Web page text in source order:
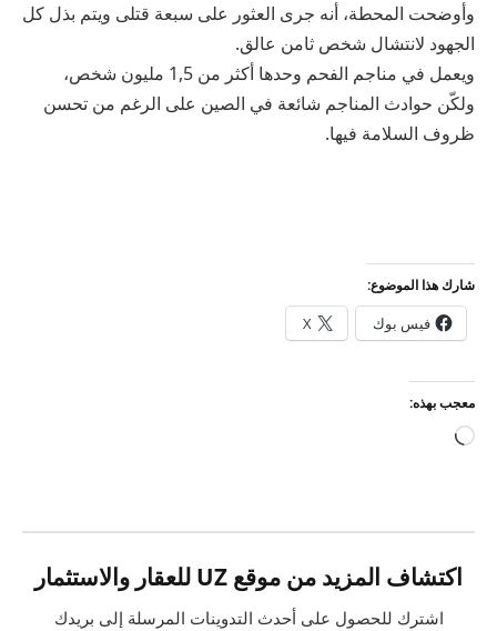
وأوضحت المحطة، أنه جرى العثور على سبعة قتلى ويتم بذل كل
الجهود لانتشال شخص ثامن عالق.
ويعمل في مناجم الفحم وحدها أكثر من 1,5 مليون شخص،
ولكّن حوادث المناجم شائعة في الصين على الرغم من تحسن
ظروف السلامة فيها.
شارك هذا الموضوع:
فيس بوك X
معجب بهذه:
جاري
اكتشاف المزيد من موقع UZ للعقار والاستثمار
اشترك للحصول على أحدث التدوينات المرسلة إلى بريدك